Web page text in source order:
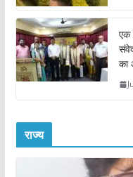
एक
का
राज्य